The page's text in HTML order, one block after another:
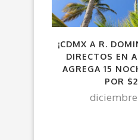
¡CDMX A R.
DIRECTOS EN
AGREGA 15
POR
diciembre